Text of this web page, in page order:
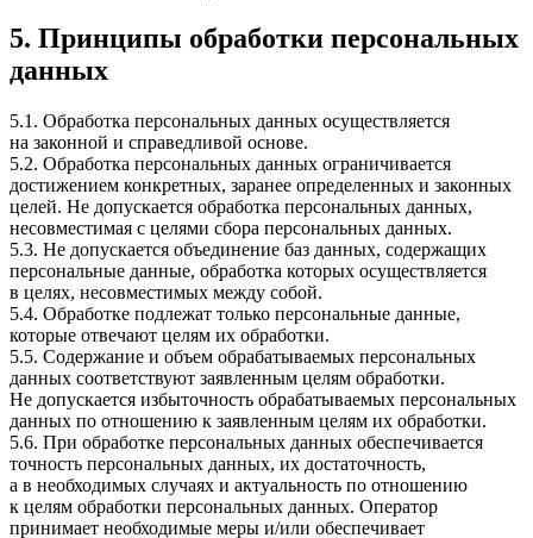
5. Принципы обработки персональных
данных
5.1. Обработка персональных данных осуществляется
на законной и справедливой основе.
5.2. Обработка персональных данных ограничивается
достижением конкретных, заранее определенных и законных
целей. Не допускается обработка персональных данных,
несовместимая с целями сбора персональных данных.
5.3. Не допускается объединение баз данных, содержащих
персональные данные, обработка которых осуществляется
в целях, несовместимых между собой.
5.4. Обработке подлежат только персональные данные,
которые отвечают целям их обработки.
5.5. Содержание и объем обрабатываемых персональных
данных соответствуют заявленным целям обработки.
Не допускается избыточность обрабатываемых персональных
данных по отношению к заявленным целям их обработки.
5.6. При обработке персональных данных обеспечивается
точность персональных данных, их достаточность,
а в необходимых случаях и актуальность по отношению
к целям обработки персональных данных. Оператор
принимает необходимые меры и/или обеспечивает